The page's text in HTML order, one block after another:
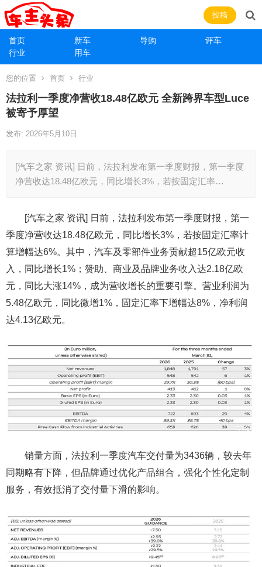
首页 新车 导购
评车
行业
用车
投稿
您的位置 首页 行业
法拉利一季度净营收18.48亿欧元 全新跨界车型Luce
被寄予厚望
发布: 2026年5月10日
[汽车之家 资讯] 日前，法拉利发布第一季度财报，第一季度
净营收达18.48亿欧元，同比增长3%，若按固定汇率…
[汽车之家 资讯] 日前，法拉利发布第一季度财报，第一
季度净营收达18.48亿欧元，同比增长3%，若按固定汇率计
算增幅达6%。其中，汽车及零部件业务贡献超15亿欧元收
入，同比增长1%；赞助、商业及品牌业务收入达2.18亿欧
元，同比大涨14%，成为营收增长的重要引擎。营业利润为
5.48亿欧元，同比微增1%，固定汇率下增幅达8%，净利润
达4.13亿欧元。
销量方面，法拉利一季度汽车交付量为3436辆，较去年
同期略有下降，但品牌通过优化产品组合，强化个性化定制
服务，有效抵消了交付量下滑的影响。